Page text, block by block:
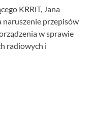
KRRiT, Jana
naruszenie przepisów
w sprawie
radiowych i